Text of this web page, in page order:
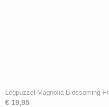
Legpuzzel Magnolia Blossoming
€ 19,95